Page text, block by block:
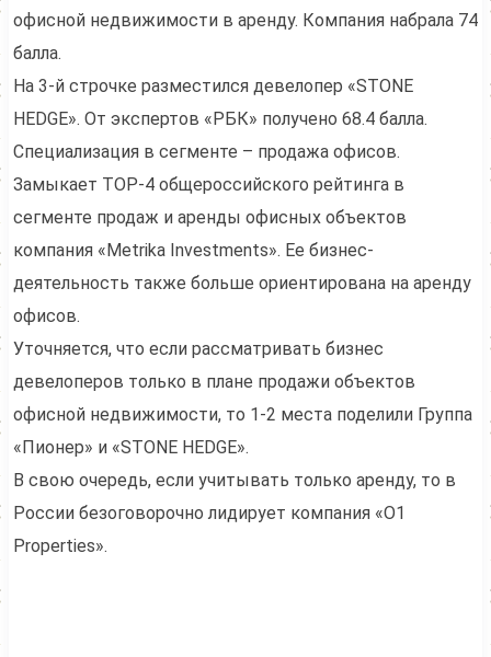
офисной недвижимости в аренду. Компания набрала 74
балла.
На 3-й строчке разместился девелопер «STONE
HEDGE». От экспертов «РБК» получено 68.4 балла.
Специализация в сегменте – продажа офисов.
Замыкает ТОР-4 общероссийского рейтинга в
сегменте продаж и аренды офисных объектов
компания «Metrika Investments». Ее бизнес-
деятельность также больше ориентирована на аренду
офисов.
Уточняется, что если рассматривать бизнес
девелоперов только в плане продажи объектов
офисной недвижимости, то 1-2 места поделили Группа
«Пионер» и «STONE HEDGE».
В свою очередь, если учитывать только аренду, то в
России безоговорочно лидирует компания «O1
Properties».